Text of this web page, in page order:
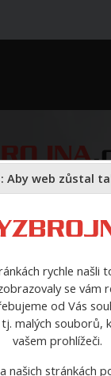
druhých.
odkazu je
rychle našli
se vám
od Vás
malých souborů,
vašem prohlížeči.
našich stránkách